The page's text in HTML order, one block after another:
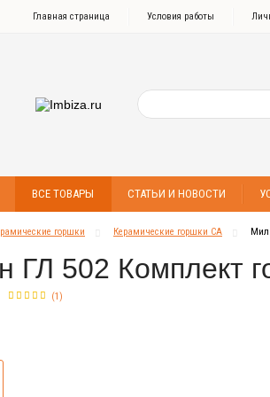
Главная страница Условия работы
ВСЕ ТОВАРЫ СТАТЬИ И НОВОСТИ
горшки Керамические горшки СА
ГЛ 502 Комплект
(1)